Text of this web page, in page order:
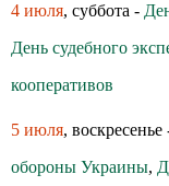
4 июля, суббота -
День судебного
кооперативов
5 июля, воскресенье
обороны Украины,